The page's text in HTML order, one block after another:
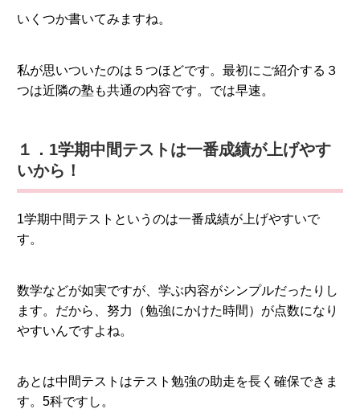
いくつか書いてみますね。
私が思いついたのは５つほどです。最初にご紹介する３
つは近隣の塾も共通の内容です。では早速。
１．1学期中間テストは一番成績が上げやす
いから！
1学期中間テストというのは一番成績が上げやすいで
す。
数学などが如実ですが、学ぶ内容がシンプルだったりし
ます。だから、努力（勉強にかけた時間）が点数になり
やすいんですよね。
あとは中間テストはテスト勉強の助走を長く確保できま
す。5科ですし。